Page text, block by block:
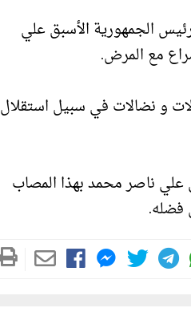
الجمهورية الأسبق علي
مع المرض.
و نضالات في سبيل استقلال
علي ناصر محمد بهذا المصاب
فضله.